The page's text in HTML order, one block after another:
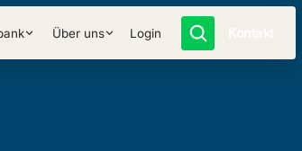
Über uns Login